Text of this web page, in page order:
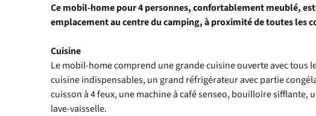
Ce mobil-home pour 4 personnes, confortablement meublé,
emplacement au centre du camping, à proximité de toutes les
Cuisine
Le mobil-home comprend une grande cuisine ouverte avec tous
cuisine indispensables, un grand réfrigérateur avec partie
cuisson à 4 feux, une machine à café senseo, bouilloire sifflante,
lave-vaisselle.